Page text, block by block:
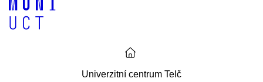
Univerzitní centrum Telč